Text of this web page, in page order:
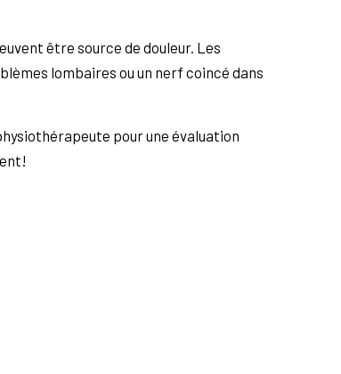
être source de douleur. Les
lombaires ou un nerf coincé dans
pour une évaluation